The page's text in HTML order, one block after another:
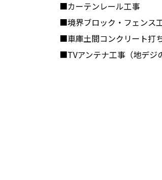
■カーテンレール工事
■境界ブロック・フェンス
■車庫土間コンクリート打
■TVアンテナ工事（地デジ